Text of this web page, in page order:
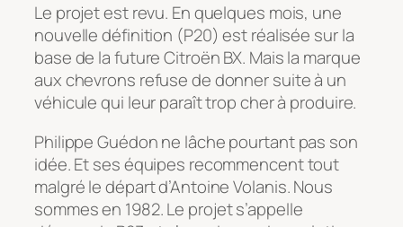
Le projet est revu. En quelques mois, une
nouvelle définition (P20) est réalisée sur la
base de la future Citroën BX. Mais la marque
aux chevrons refuse de donner suite à un
véhicule qui leur paraît trop cher à produire.
Philippe Guédon ne lâche pourtant pas son
idée. Et ses équipes recommencent tout
malgré le départ d’Antoine Volanis. Nous
sommes en 1982. Le projet s’appelle